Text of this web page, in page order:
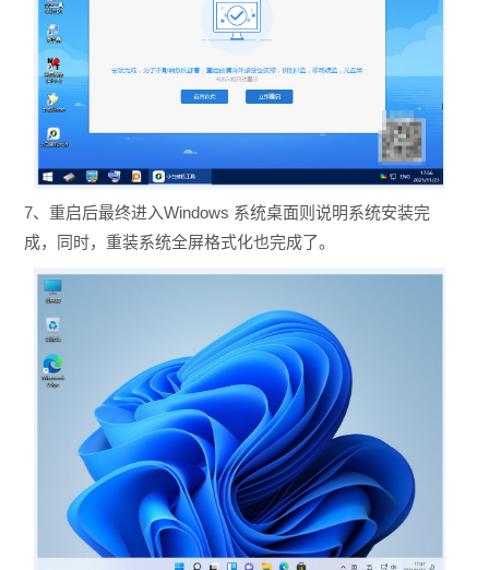
7、重启后最终进入Windows 系统桌面则说明系统安装完
成，同时，重装系统全屏格式化也完成了。